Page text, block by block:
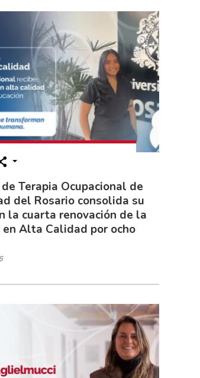
Terapia Ocupacional de
del Rosario consolida su
la cuarta renovación de la
Alta Calidad por ocho